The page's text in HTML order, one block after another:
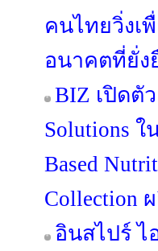
คนไทยวิ่งเ
อนาคตที่ยั่ง
BIZ เปิดตั
Solutions
Based
Collection
อินสไปร์ ไ